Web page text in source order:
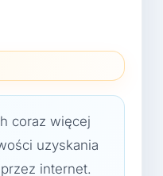
coraz więcej
uzyskania
internet.